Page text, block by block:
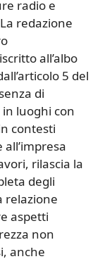
radio e
redazione
all’albo
5 del
di
luoghi con
contesti
rilascia la
degli
relazione
aspetti
non
anche